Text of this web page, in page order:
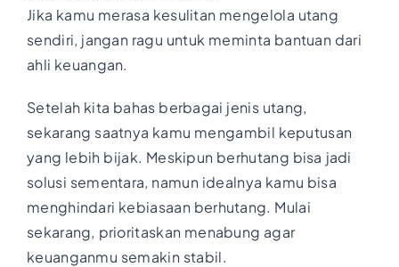
Jika kamu merasa kesulitan mengelola utang
sendiri, jangan ragu untuk meminta bantuan dari
ahli keuangan.
Setelah kita bahas berbagai jenis utang,
sekarang saatnya kamu mengambil keputusan
yang lebih bijak. Meskipun berhutang bisa jadi
solusi sementara, namun idealnya kamu bisa
menghindari kebiasaan berhutang. Mulai
sekarang, prioritaskan menabung agar
keuanganmu semakin stabil.